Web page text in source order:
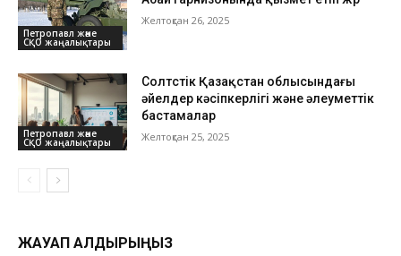
Петропавл және
СҚО жаңалықтары
Желтоқсан 26, 2025
Петропавл және
СҚО жаңалықтары
Солтүстік Қазақстан облысындағы
әйелдер кәсіпкерлігі және әлеуметтік
бастамалар
Желтоқсан 25, 2025
ЖАУАП ҚАЛДЫРЫҢЫЗ